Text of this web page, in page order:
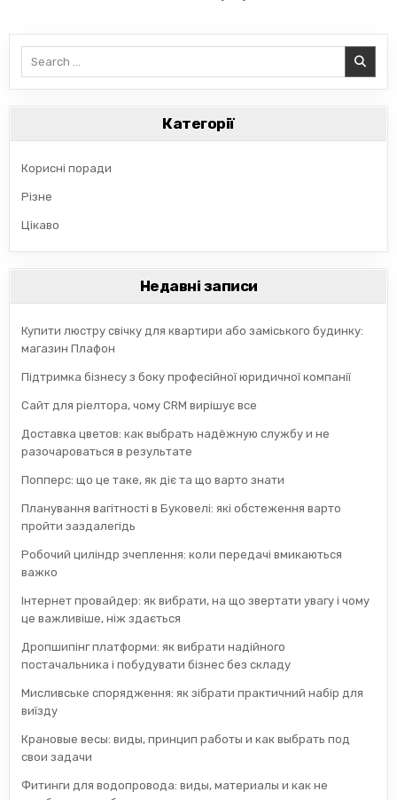
Категорії
Корисні поради
Різне
Цікаво
Недавні записи
Купити люстру свічку для квартири або заміського будинку:
магазин Плафон
Підтримка бізнесу з боку професійної юридичної компанії
Сайт для ріелтора, чому CRM вирішує все
Доставка цветов: как выбрать надёжную службу и не
разочароваться в результате
Попперс: що це таке, як діє та що варто знати
Планування вагітності в Буковелі: які обстеження варто
пройти заздалегідь
Робочий циліндр зчеплення: коли передачі вмикаються
важко
Інтернет провайдер: як вибрати, на що звертати увагу і чому
це важливіше, ніж здається
Дропшипінг платформи: як вибрати надійного
постачальника і побудувати бізнес без складу
Мисливське спорядження: як зібрати практичний набір для
виїзду
Крановые весы: виды, принцип работы и как выбрать под
свои задачи
Фитинги для водопровода: виды, материалы и как не